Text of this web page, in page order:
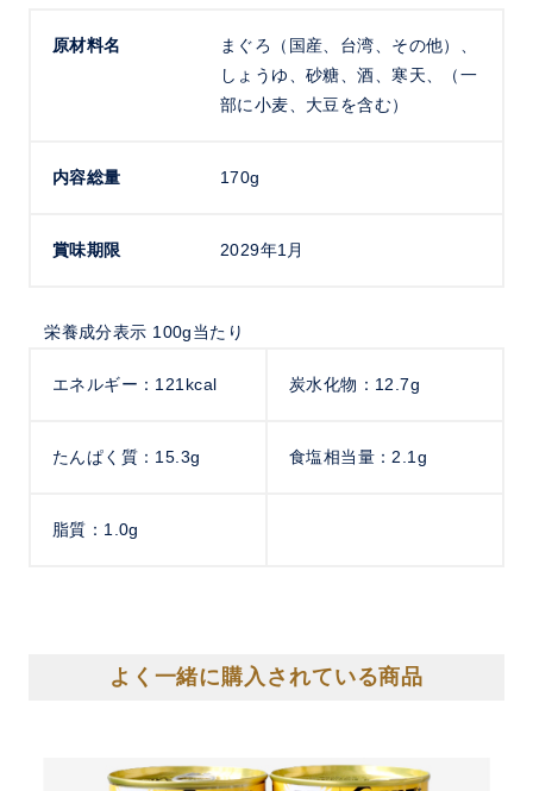
原材料名
まぐろ（国産、台湾、その他）、
しょうゆ、砂糖、酒、寒天、（一
部に小麦、大豆を含む）
内容総量 170g
賞味期限 2029年1月
栄養成分表示 100g当たり
エネルギー：121kcal 炭水化物：12.7g
たんぱく質：15.3g 食塩相当量：2.1g
脂質：1.0g
よく一緒に購入されている商品